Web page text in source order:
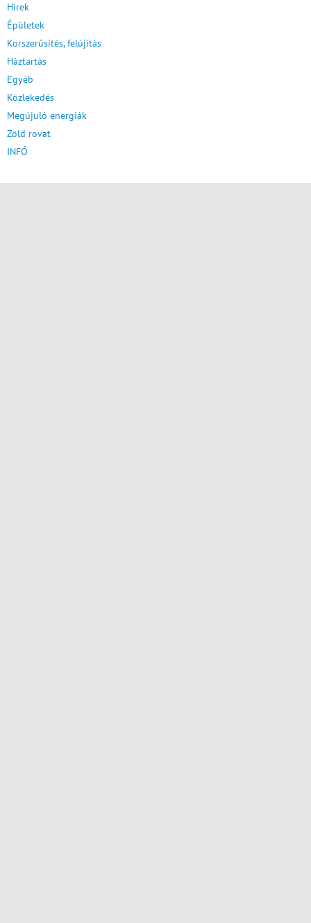
Hírek
Épületek
Korszerűsítés, felújítás
Háztartás
Egyéb
Közlekedés
Megújuló energiák
Zöld rovat
INFÓ